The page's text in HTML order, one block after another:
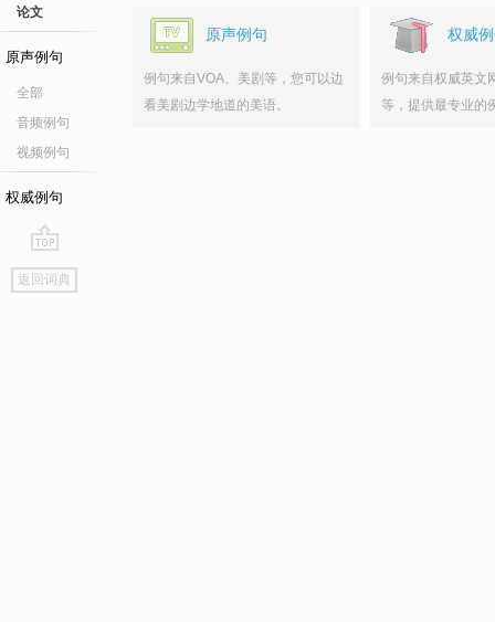
论文
原声例句
全部
音频例句
视频例句
权威例句
go
top
返回词典
原声例句
例句来自VOA、美剧等，您可以边
看美剧边学地道的美语。
权威
例句来自权威英文
等，提供最专业的